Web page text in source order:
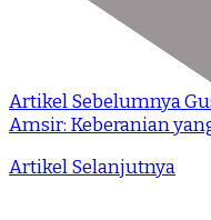
Artikel Sebelumnya
Amsir: Keberanian
Artikel Selanjutnya